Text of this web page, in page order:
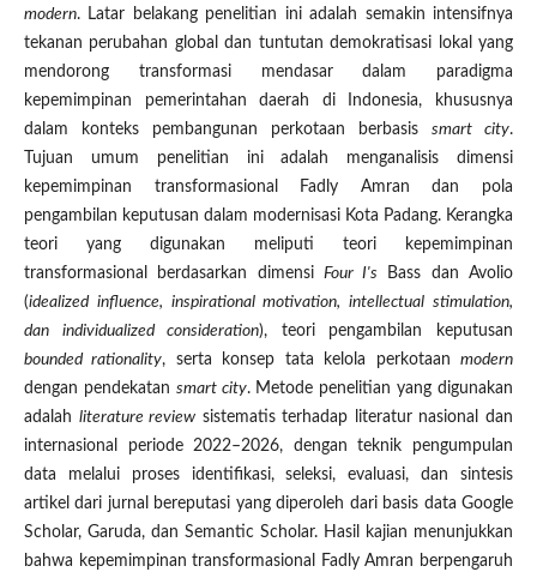
modern. Latar belakang penelitian ini adalah semakin intensifnya
tekanan perubahan global dan tuntutan demokratisasi lokal yang
mendorong transformasi mendasar dalam paradigma
kepemimpinan pemerintahan daerah di Indonesia, khususnya
dalam konteks pembangunan perkotaan berbasissmart city.
Tujuan umum penelitian ini adalah menganalisis dimensi
kepemimpinan transformasional Fadly Amran dan pola
pengambilan keputusan dalam modernisasi Kota Padang. Kerangka
teori yang digunakan meliputi teori kepemimpinan
transformasional berdasarkan dimensi Four I's Bass dan Avolio
(idealized influence, inspirational motivation, intellectual stimulation,
dan individualized consideration), teori pengambilan keputusan
bounded rationality, serta konsep tata kelola perkotaanmodern
dengan pendekatan smart city. Metode penelitian yang digunakan
adalah literature review sistematis terhadap literatur nasional dan
internasional periode 2022–2026, dengan teknik pengumpulan
data melalui proses identifikasi, seleksi, evaluasi, dan sintesis
artikel dari jurnal bereputasi yang diperoleh dari basis data Google
Scholar, Garuda, dan Semantic Scholar. Hasil kajian menunjukkan
bahwa kepemimpinan transformasional Fadly Amran berpengaruh